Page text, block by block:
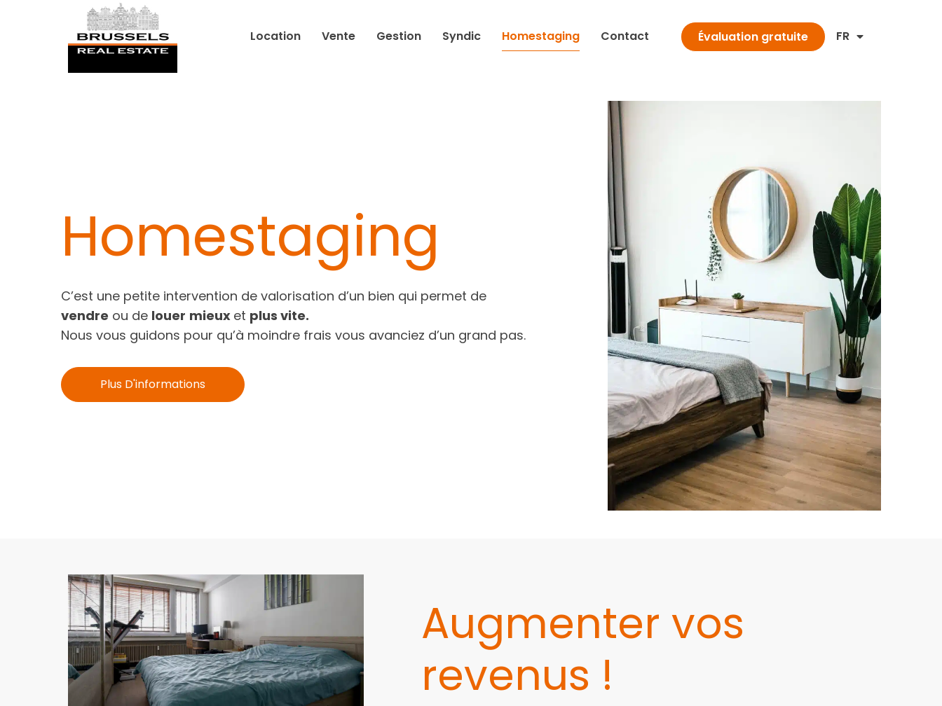
Location Vente Gestion Syndic Homestaging Contact Évaluation gratuite FR
Homestaging
C’est une petite intervention de valorisation d’un bien qui permet de
vendre ou de louer mieux et plus vite.
Nous vous guidons pour qu’à moindre frais vous avanciez d’un grand pas.
Plus D'informations
Augmenter vos
revenus !​